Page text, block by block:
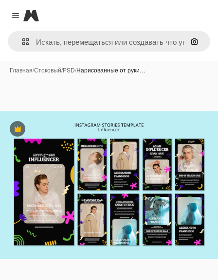
Close menu
Magnific
Поиск
Главная/Стоковый/PSD/Нарисованные от руки…
Премиум